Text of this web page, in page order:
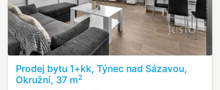
Prodej bytu 1+kk, Týnec nad Sázavou,
Okružní, 37 m2